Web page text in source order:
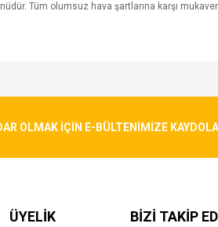
Tüm olumsuz hava şartlarına karşı
OLMAK İÇİN E-BÜLTENİMİZE
ÜYELİK BİZİ TAKİP